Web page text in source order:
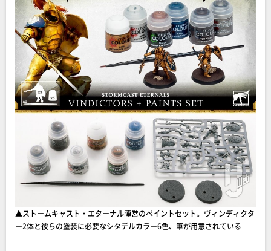
▲ストームキャスト・エターナル陣営のペイントセット。ヴィンディクタ
ー2体と彼らの塗装に必要なシタデルカラー6色、筆が用意されている